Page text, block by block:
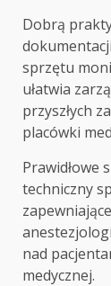
Dobrą
sprzętu
ułatwia
przyszłych
placówki
Prawidłowe
techniczny
nad
medycznej.